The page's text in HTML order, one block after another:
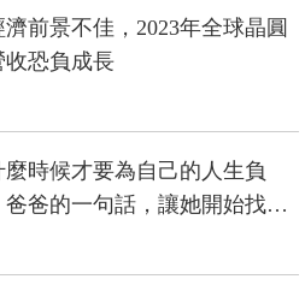
前景不佳，2023年全球晶圓
收恐負成長
麼時候才要為自己的人生負
爸爸的一句話，讓她開始找尋
…人氣Podcast主持人：承認
就是負責的開始